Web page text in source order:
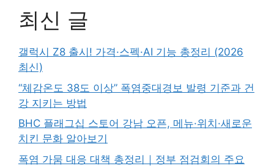
최신 글
갤럭시 Z8 출시! 가격·스펙·AI 기능 총정리 (2026
최신)
“체감온도 38도 이상” 폭염중대경보 발령 기준과 건
강 지키는 방법
BHC 플래그십 스토어 강남 오픈, 메뉴·위치·새로운
치킨 문화 알아보기
폭염 가뭄 대응 대책 총정리｜정부 점검회의 주요